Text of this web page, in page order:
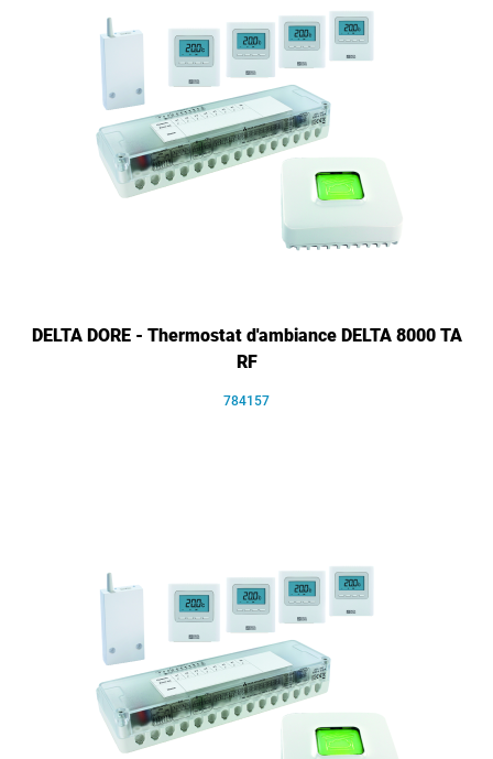
DELTA DORE - Thermostat d'ambiance DELTA 8000 TA
RF
784157